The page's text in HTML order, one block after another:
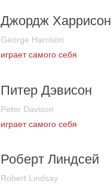
Джордж Харрисон
George Harrison
играет самого себя
Питер Дэвисон
Peter Davison
играет самого себя
Роберт Линдсей
Robert Lindsay